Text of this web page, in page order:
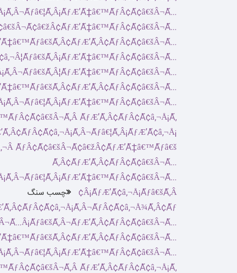
چسب سنگ